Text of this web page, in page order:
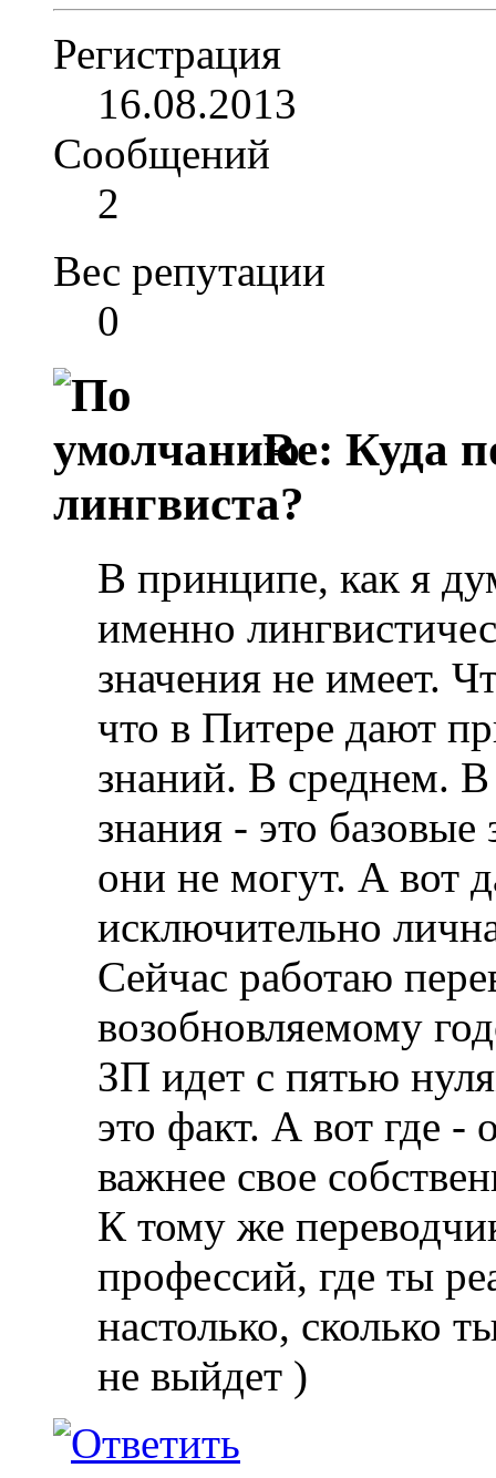
Регистрация
16.08.2013
Сообщений
2
Вес репутации
0
Re: Куда
лингвиста?
В принципе, как я
именно
значения не имеет.
что в Питере дают
знаний. В среднем.
знания - это базовые
они не могут. А вот
исключительно
Сейчас работаю
возобновляемому
ЗП идет с пятью
это факт. А вот где -
важнее свое
К тому же
профессий, где ты
настолько, сколько
не выйдет )